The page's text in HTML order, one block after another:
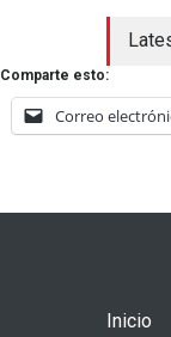
Comparte esto:
Correo
Inicio